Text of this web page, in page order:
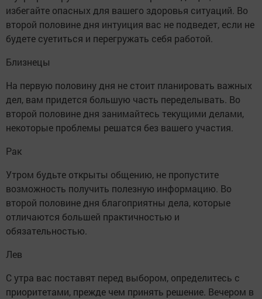
избегайте опасных для вашего здоровья ситуаций. Во
второй половине дня интуиция вас не подведет, если не
будете суетиться и перегружать себя работой.
Близнецы
На первую половину дня не стоит планировать важных
дел, вам придется большую часть переделывать. Во
второй половине дня занимайтесь текущими делами,
некоторые проблемы решатся без вашего участия.
Рак
Утром будьте открыты общению, не пропустите
возможность получить полезную информацию. Во
второй половине дня благоприятны дела, которые
отличаются большей практичностью и
обязательностью.
Лев
С утра вас поставят перед выбором, определитесь с
приоритетами, прежде чем принять решение. Вечером в